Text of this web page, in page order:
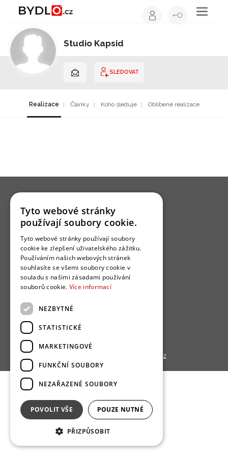
Toggle
Studio Kapsid
SLEDOVAT
Realizace Články Koho sleduje Oblíbené realizace
O nás
Bydlo programy
Jak se zapojit?
Uživatelské podmínky
Bydlo.cz
Tyto webové stránky
používají soubory cookie.
Tyto webové stránky používají soubory
cookie ke zlepšení uživatelského zážitku.
Používáním našich webových stránek
souhlasíte se všemi soubory cookie v
souladu s našimi zásadami používání
souborů cookie. Více informací
NEZBYTNÉ
STATISTICKÉ
MARKETINGOVÉ
FUNKČNÍ SOUBORY
NEZAŘAZENÉ SOUBORY
POVOLIT VŠE POUZE NUTNÉ
PŘIZPŮSOBIT